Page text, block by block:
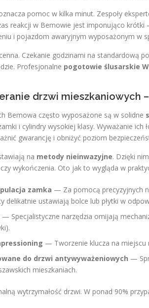
pomoc w kilka minut. Zespoły
reakcji w Bemowie jest imponująco krótki
i pojazdom awaryjnym wyposażonym w
Czekanie godzinami na standardową
Profesjonalne pogotowie ślusarskie
drzwi mieszkaniowych –
Bemowa często wyposażone są w solidne
i cylindry wysokiej klasy. Wyważanie
gwarancję i obniżyć poziom
na metody nieinwazyjne. Dzięki
wykończenia. Oto jak to wygląda w
zamka — Za pomocą precyzyjnych
delikatnie ustawiają bolce lub płytki w
— Specjalistyczne narzędzia omijają
— Tworzenie klucza na miejscu
do drzwi antywyważeniowych —
mieszkaniach.
wytrzymałość drzwi. W ponad 90%